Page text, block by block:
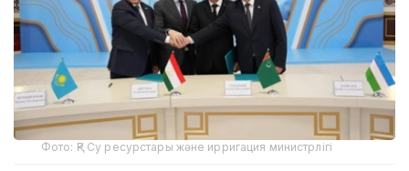
Фото: ҚР Су ресурстары және ирригация министрлігі